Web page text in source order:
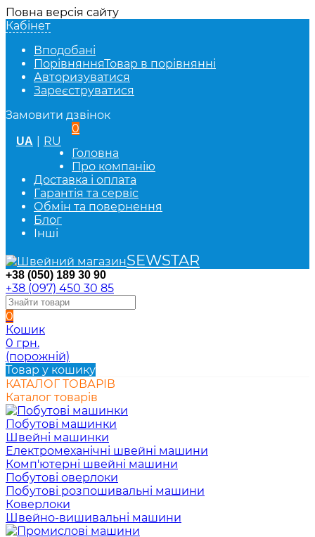
Повна версія сайту
Кабінет
Вподобані
ПорівнянняТовар в порівнянні
Авторизуватися
Зареєструватися
Замовити дзвінок
UA RU
0
Головна
Про компанію
Доставка і оплата
Гарантія та сервіс
Обмін та повернення
Блог
Інші
SEWSTAR
+38 (050) 189 30 90
+38 (097) 450 30 85
0
Кошик
0 грн.
(порожній)
Товар у кошику
КАТАЛОГ ТОВАРІВ
Каталог товарів
Побутові машинки
Швейні машинки
Електромеханічні швейні машини
Комп'ютерні швейні машини
Побутові оверлоки
Побутові розпошивальні машини
Коверлоки
Швейно-вишивальні машини